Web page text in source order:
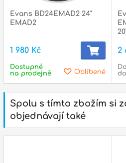
Evans BD24EMAD2 24"
EMAD2
1 980 Kč
Oblíbené
Dostupné
na prodejně
2
Spolu s tímto zbožím si
objednávají také